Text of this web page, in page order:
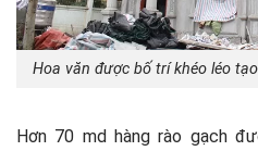
Hoa văn được bố trí khéo léo
Hơn 70 md hàng rào gạch